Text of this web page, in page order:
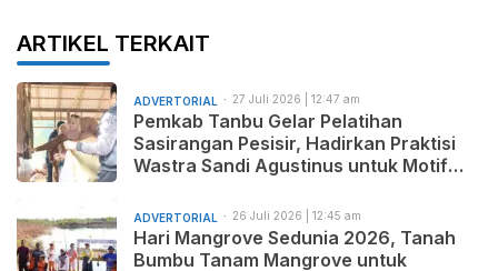
ARTIKEL TERKAIT
ADVERTORIAL 27 Juli 2026 | 12:47 am
Pemkab Tanbu Gelar Pelatihan
Sasirangan Pesisir, Hadirkan Praktisi
Wastra Sandi Agustinus untuk Motif
ADVERTORIAL 26 Juli 2026 | 12:45 am
Hari Mangrove Sedunia 2026, Tanah
Bumbu Tanam Mangrove untuk